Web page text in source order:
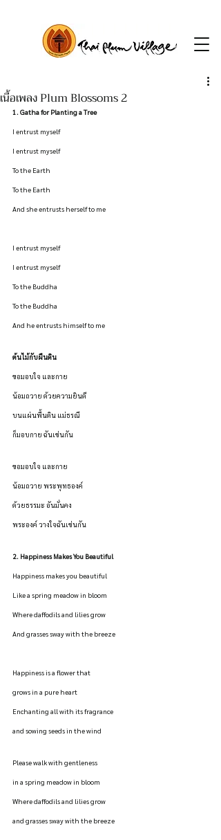
เนื้อเพลง Plum Blossoms 2
1. Gatha for Planting a Tree
I entrust myself
I entrust myself
To the Earth
To the Earth
And she entrusts herself to me
I entrust myself
I entrust myself
To the Buddha
To the Buddha
And he entrusts himself to me
ต้นไม้กับผืนดิน
ขอมอบใจ และกาย
น้อมถวาย ด้วยความยินดี
บนแผ่นพื้นดิน แม่ธรณี
ก็มอบกาย ฉันเช่นกัน
ขอมอบใจ และกาย
น้อมถวาย พระพุทธองค์
ด้วยธรรมะ อันมั่นคง
พระองค์ วางใจฉันเช่นกัน
2. Happiness Makes You Beautiful
Happiness makes you beautiful
Like a spring meadow in bloom
Where daffodils and lilies grow
And grasses sway with the breeze
Happiness is a flower that
grows in a pure heart
Enchanting all with its fragrance
and sowing seeds in the wind
Please walk with gentleness
in a spring meadow in bloom
Where daffodils and lilies grow
and grasses sway with the breeze